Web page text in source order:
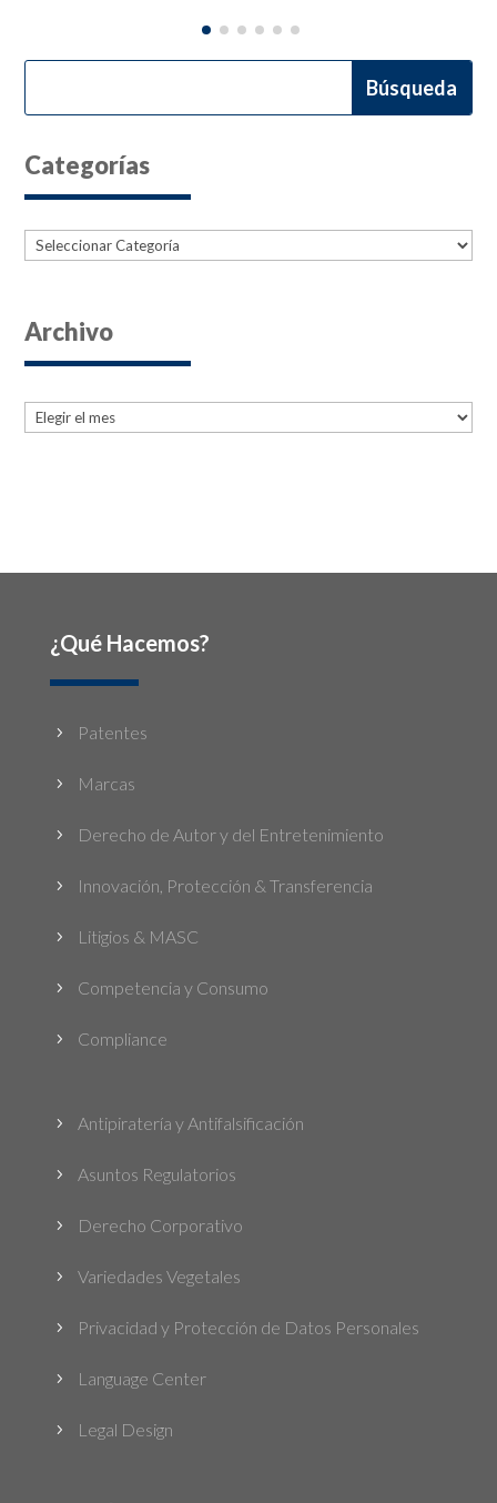
Categorías
Categorías
Archivo
Archives
¿Qué Hacemos?
5 Patentes
5 Marcas
5 Derecho de Autor y del Entretenimiento
5 Innovación, Protección & Transferencia
5 Litigios & MASC
5 Competencia y Consumo
5 Compliance
5 Antipiratería y Antifalsificación
5 Asuntos Regulatorios
5 Derecho Corporativo
5 Variedades Vegetales
5 Privacidad y Protección de Datos Personales
5 Language Center
5 Legal Design